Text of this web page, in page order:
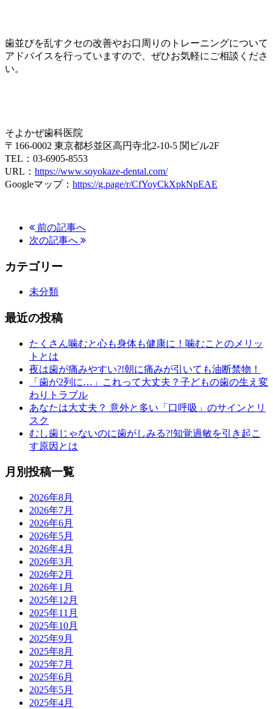
歯並びを乱すクセの改善やお口周りのトレーニングについて
アドバイスを行っていますので、ぜひお気軽にご相談くださ
い。
そよかぜ歯科医院
〒166-0002 東京都杉並区高円寺北2-10-5 関ビル2F
TEL：03-6905-8553
URL： https://www.soyokaze-dental.com/
Googleマップ： https://g.page/r/CfYoyCkXpkNpEAE
前の記事へ
次の記事へ
カテゴリー
未分類
最近の投稿
たくさん噛むと心も身体も健康に！噛むことのメリッ
トとは
夜は歯が痛みやすい?!朝に痛みが引いても油断禁物！
「歯が2列に…」これって大丈夫？子どもの歯の生え変
わりトラブル
あなたは大丈夫？ 意外と多い「口呼吸」のサインとリ
スク
むし歯じゃないのに歯がしみる?!知覚過敏を引き起こ
す原因とは
月別投稿一覧
2026年8月
2026年7月
2026年6月
2026年5月
2026年4月
2026年3月
2026年2月
2026年1月
2025年12月
2025年11月
2025年10月
2025年9月
2025年8月
2025年7月
2025年6月
2025年5月
2025年4月